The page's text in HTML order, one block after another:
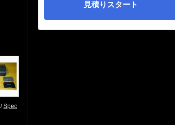
/Spec
見積りスタート